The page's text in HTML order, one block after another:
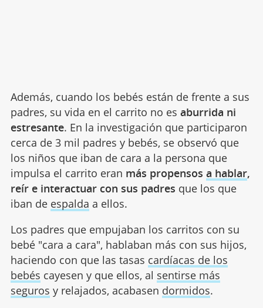
Además, cuando los bebés están de frente a sus
padres, su vida en el carrito no es aburrida ni
estresante. En la investigación que participaron
cerca de 3 mil padres y bebés, se observó que
los niños que iban de cara a la persona que
impulsa el carrito eran más propensos a hablar,
reír e interactuar con sus padres que los que
iban de espalda a ellos.
Los padres que empujaban los carritos con su
bebé "cara a cara", hablaban más con sus hijos,
haciendo con que las tasas cardíacas de los
bebés cayesen y que ellos, al sentirse más
seguros y relajados, acabasen dormidos.